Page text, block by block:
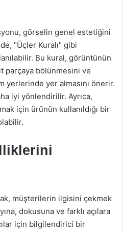
görselin genel estetiğini
"Üçler Kuralı" gibi
Bu kural, görüntünün
parçaya bölünmesini ve
yer almasını önerir.
iyi yönlendirilir. Ayrıca,
için ürünün kullanıldığı bir
müşterilerin ilgisini çekmek
dokusuna ve farklı açılara
için bilgilendirici bir